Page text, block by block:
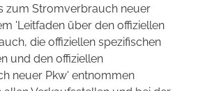
zum Stromverbrauch neuer
'Leitfaden über den offiziellen
die offiziellen spezifischen
und den offiziellen
neuer Pkw' entnommen